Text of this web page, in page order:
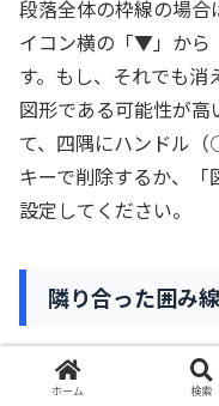
段落全体の枠線の場
イコン横の「▼」から
す。もし、それでも消
図形である可能性が
て、四隅にハンドル
キーで削除するか、
設定してください。
隣り合った囲み
「囲み線」機能を使
四角で囲もうとする
ホーム 検索